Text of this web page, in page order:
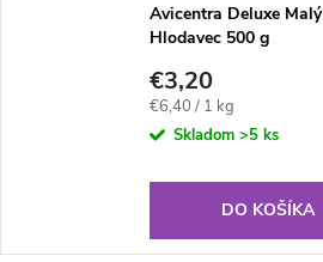
Avicentra Deluxe Malý
Hlodavec 500 g
€3,20
Jednotková
cena:
€6,40 / 1 kg
Skladom >5 ks
DO KOŠÍKA